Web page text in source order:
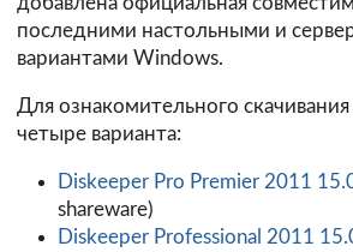
последними настольными и
вариантами Windows.
Для ознакомительного
четыре варианта:
Diskeeper Pro Premier 2011
shareware)
Diskeeper Professional 2011